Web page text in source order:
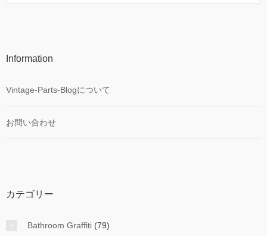
Information
Vintage-Parts-Blogについて
お問い合わせ
カテゴリー
Bathroom Graffiti (79)